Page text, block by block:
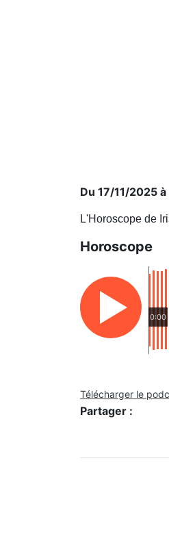
Du 17/11/2025
L'Horoscope de
Horoscope
0:00
Télécharger le
Partager :